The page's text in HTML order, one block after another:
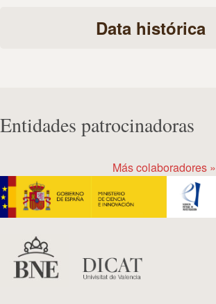
Data histórica
Entidades patrocinadoras
Más colaboradores »